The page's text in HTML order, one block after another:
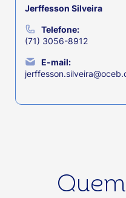
Jerffesson Silveira
Telefone:
(71) 3056-8912
E-mail: